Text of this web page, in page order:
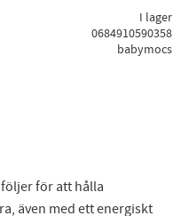
I lager
0684910590358
babymocs
för att hålla
även med ett energiskt